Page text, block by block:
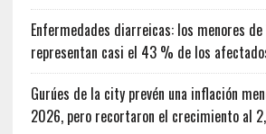
Enfermedades diarreicas: los menores de
representan casi el 43 % de los
Gurúes de la city prevén una inflación
2026, pero recortaron el crecimiento al